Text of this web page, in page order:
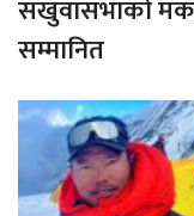
संखुवासभाको
सम्मानित